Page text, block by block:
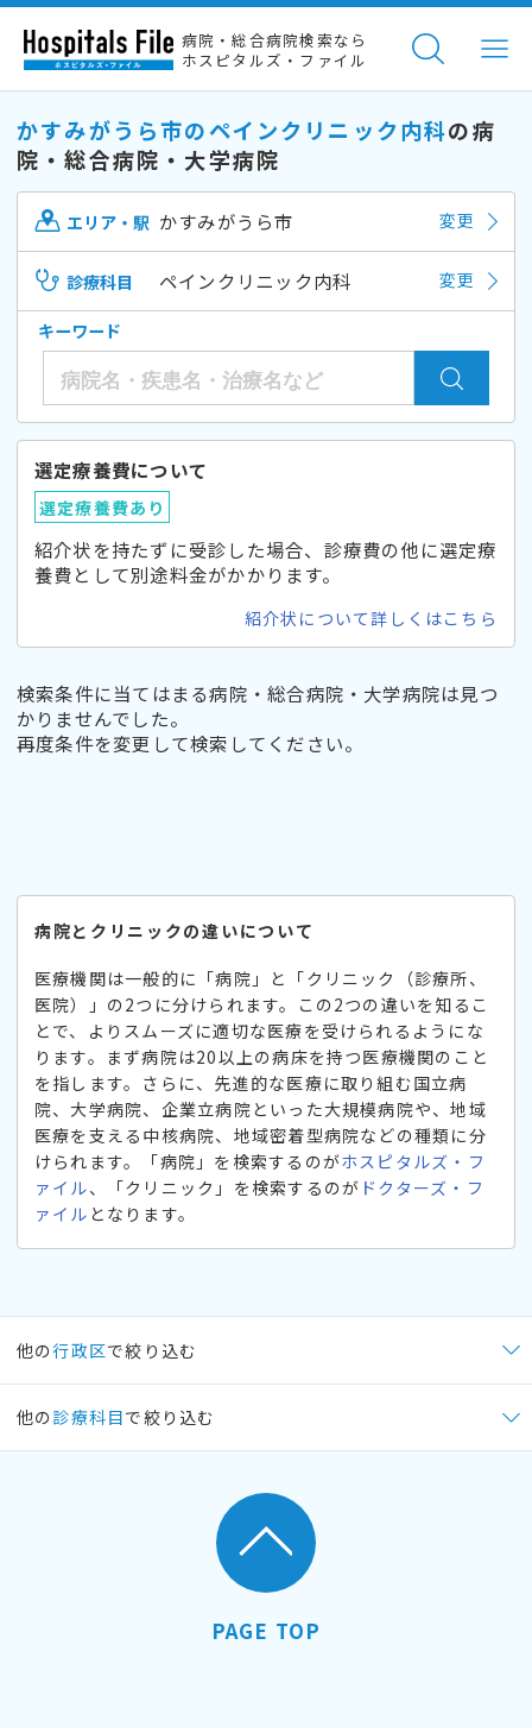
病院・総合病院検索なら
ホスピタルズ・ファイル
かすみがうら市のペインクリニック内科の病
院・総合病院・大学病院
エリア・駅 かすみがうら市 変更
診療科目 ペインクリニック内科 変更
キーワード
選定療養費について
選定療養費あり
紹介状を持たずに受診した場合、診療費の他に選定療
養費として別途料金がかかります。
紹介状について詳しくはこちら
検索条件に当てはまる病院・総合病院・大学病院は見つ
かりませんでした。
再度条件を変更して検索してください。
病院とクリニックの違いについて
医療機関は一般的に「病院」と「クリニック（診療所、
医院）」の2つに分けられます。この2つの違いを知るこ
とで、よりスムーズに適切な医療を受けられるようにな
ります。まず病院は20以上の病床を持つ医療機関のこと
を指します。さらに、先進的な医療に取り組む国立病
院、大学病院、企業立病院といった大規模病院や、地域
医療を支える中核病院、地域密着型病院などの種類に分
けられます。「病院」を検索するのがホスピタルズ・フ
ァイル、「クリニック」を検索するのが ドクターズ・フ
ァイル となります。
他の行政区で絞り込む
他の 診療科目で絞り込む
PAGE TOP